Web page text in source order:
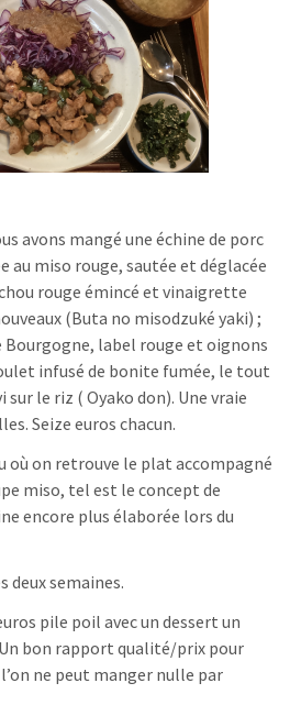
avons mangé une échine de porc
au miso rouge, sautée et déglacée
rouge émincé et vinaigrette
(Buta no misodzuké yaki) ;
Bourgogne, label rouge et oignons
infusé de bonite fumée, le tout
le riz ( Oyako don). Une vraie
Seize euros chacun.
où on retrouve le plat accompagné
miso, tel est le concept de
encore plus élaborée lors du
deux semaines.
pile poil avec un dessert un
bon rapport qualité/prix pour
ne peut manger nulle par